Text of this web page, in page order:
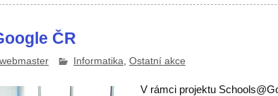
ČR
webmaster Informatika Ostatní akce
V rámci projektu